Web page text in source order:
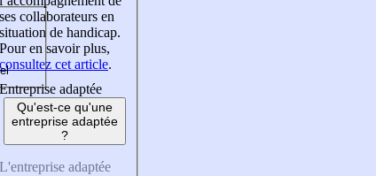
ses collaborateurs en
situation de handicap.
Pour en savoir plus,
consultez cet article.
Entreprise adaptée
Qu'est-ce qu'une
entreprise adaptée
?
L'entreprise adaptée